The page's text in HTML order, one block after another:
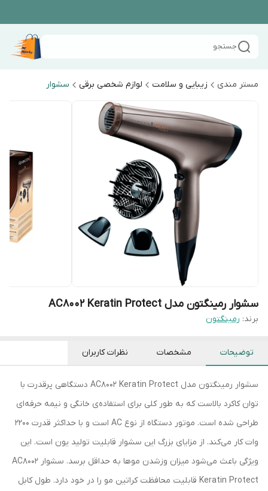
جستجو
مستر مندی زیبایی و سلامت لوازم شخصی برقی سشوار
سشوار رمینگتون مدل AC8002 Keratin Protect
برند: رمینگتون
توضیحات مشخصات نظرات کاربران
سشوار رمینگتون مدل AC8002 Keratin Protect دستگاهی پرقدرت با
توان کاکرد بالاست که به طور کلی برای استفاده‌ی خانگی و نیمه حرفه‌ای
طراحی شده است. موتور دستگاه از نوع AC است و با حداکثر قدرت 2200
وات کار می‌کند. از مزایای بزرگ این سشوار قابلیت تولید یون است. این
ویژگی باعث می‌شود میزان وزشدن موها به حداقل برسد. سشوار AC8002
Keratin Protect قابلیت محافظت کراتین مو را در خود دارد. طول کابل